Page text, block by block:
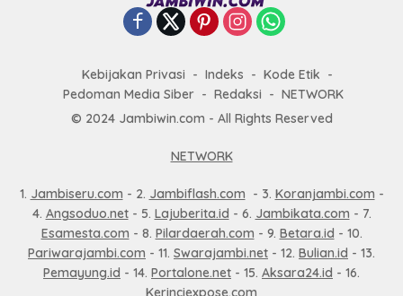
Kebijakan Privasi Indeks
Kode Etik
Pedoman Media Siber
Redaksi
NETWORK
© 2024 Jambiwin.com - All Rights Reserved
NETWORK
1. Jambiseru.com - 2. Jambiflash.com - 3. Koranjambi.com -
4. Angsoduo.net- 5. Lajuberita.id - 6. Jambikata.com - 7.
Esamesta.com - 8. Pilardaerah.com - 9. Betara.id - 10.
Pariwarajambi.com - 11. Swarajambi.net - 12. Bulian.id - 13.
Pemayung.id - 14. Portalone.net - 15. Aksara24.id - 16.
Kerinciexpose.com